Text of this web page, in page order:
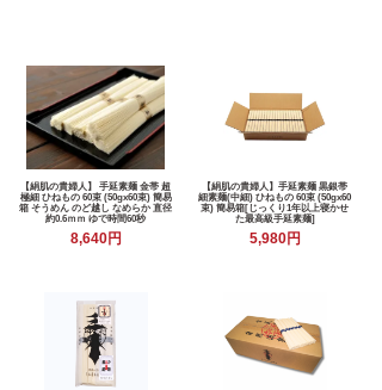
【絹肌の貴婦人】 手延素麺 金帯 超
極細 ひねもの 60束 (50gx60束) 簡易
箱 そうめん のど越し なめらか 直径
約0.6ｍｍ ゆで時間60秒
8,640円
【絹肌の貴婦人】手延素麺 黒銀帯
細素麺(中細) ひねもの 60束 (50gx60
束) 簡易箱[じっくり1年以上寝かせ
た最高級手延素麺]
5,980円